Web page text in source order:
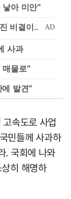
낳아 미안"
사과
매물로"
에 발견"
속도로 사업
민들께 사과하
. 국회에 나와
히 해명하